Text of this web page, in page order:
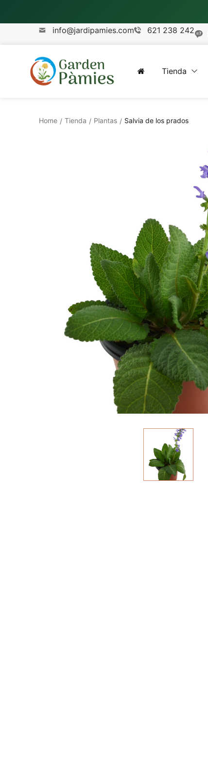
info@jardipamies.com
621 238 242
Tienda
Home / Tienda / Plantas / Salvia de los prados